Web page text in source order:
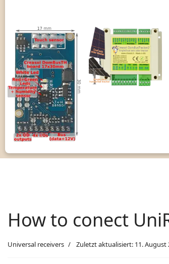
How to conect
Universal receivers Zuletzt aktualisiert: 11. August